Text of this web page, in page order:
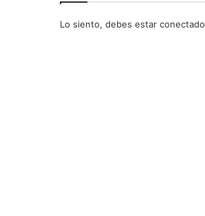
Lo siento, debes estar conectado